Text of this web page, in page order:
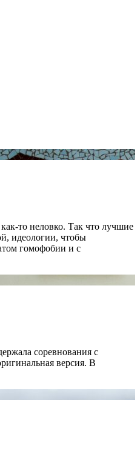
то неловко. Так что лучшие
идеологии, чтобы
гомофобии и с
соревнования с
версия. В